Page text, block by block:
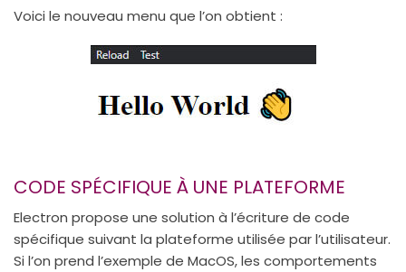
Voici le nouveau menu que l’on obtient :
CODE SPÉCIFIQUE À UNE PLATEFORME
Electron propose une solution à l’écriture de code
spécifique suivant la plateforme utilisée par l’utilisateur.
Si l’on prend l’exemple de MacOS, les comportements